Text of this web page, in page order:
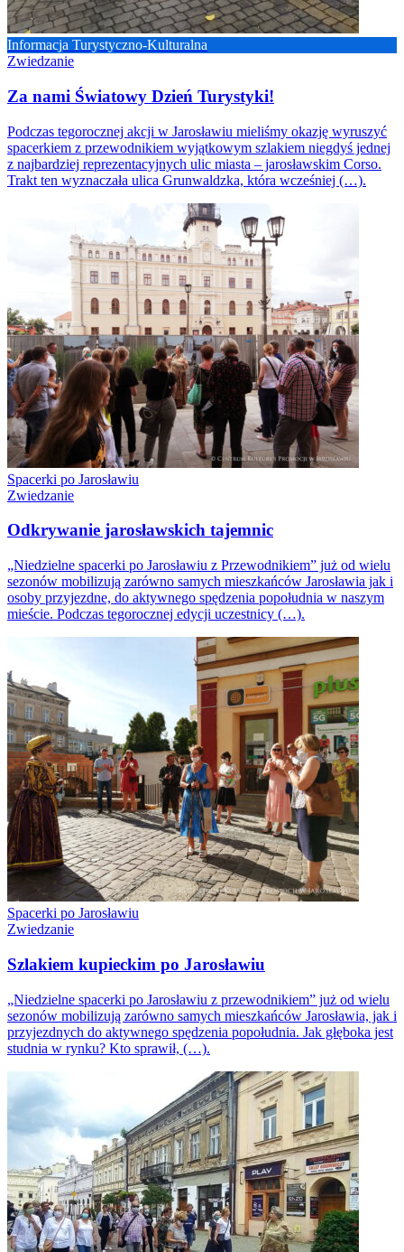
Informacja Turystyczno-Kulturalna
Zwiedzanie
Za nami Światowy Dzień Turystyki!
Podczas tegorocznej akcji w Jarosławiu mieliśmy okazję wyruszyć
spacerkiem z przewodnikiem wyjątkowym szlakiem niegdyś jednej
z najbardziej reprezentacyjnych ulic miasta – jarosławskim Corso.
Trakt ten wyznaczała ulica Grunwaldzka, która wcześniej (…).
Spacerki po Jarosławiu
Zwiedzanie
Odkrywanie jarosławskich tajemnic
„Niedzielne spacerki po Jarosławiu z Przewodnikiem” już od wielu
sezonów mobilizują zarówno samych mieszkańców Jarosławia jak i
osoby przyjezdne, do aktywnego spędzenia popołudnia w naszym
mieście. Podczas tegorocznej edycji uczestnicy (…).
Spacerki po Jarosławiu
Zwiedzanie
Szlakiem kupieckim po Jarosławiu
„Niedzielne spacerki po Jarosławiu z przewodnikiem” już od wielu
sezonów mobilizują zarówno samych mieszkańców Jarosławia, jak i
przyjezdnych do aktywnego spędzenia popołudnia. Jak głęboka jest
studnia w rynku? Kto sprawił, (…).